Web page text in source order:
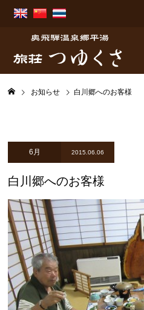
お知らせ 白川郷へのお客様
6月 2015.06.06
白川郷へのお客様